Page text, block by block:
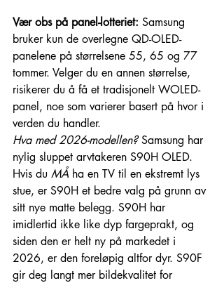
Vær obs på panel-lotteriet: Samsung
bruker kun de overlegne QD-OLED-
panelene på størrelsene 55, 65 og 77
tommer. Velger du en annen størrelse,
risikerer du å få et tradisjonelt WOLED-
panel, noe som varierer basert på hvor i
verden du handler.
Hva med 2026-modellen? Samsung har
nylig sluppet arvtakeren S90H OLED.
Hvis du MÅ ha en TV til en ekstremt lys
stue, er S90H et bedre valg på grunn av
sitt nye matte belegg. S90H har
imidlertid ikke like dyp fargeprakt, og
siden den er helt ny på markedet i
2026, er den foreløpig altfor dyr. S90F
gir deg langt mer bildekvalitet for